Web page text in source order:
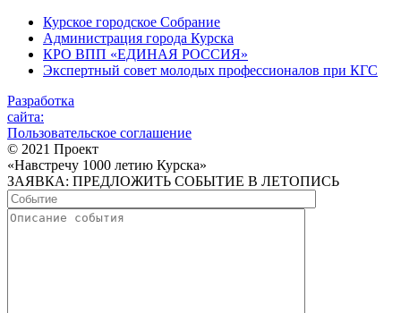
Курское городское Собрание
Администрация города Курска
КРО ВПП «ЕДИНАЯ РОССИЯ»
Экспертный совет молодых профессионалов при КГС
Разработка
сайта:
Пользовательское соглашение
© 2021 Проект
«Навстречу 1000 летию Курска»
ЗАЯВКА: ПРЕДЛОЖИТЬ СОБЫТИЕ В ЛЕТОПИСЬ